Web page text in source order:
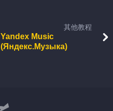
其他教程
Yandex Music
(Яндекс.Музыка)